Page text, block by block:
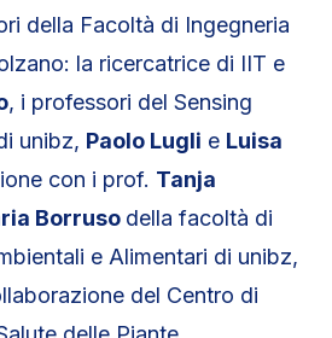
della Facoltà di Ingegneria
la ricercatrice di IIT e
, i professori del Sensing
unibz, Paolo Lugli e Luisa
con i prof. Tanja
Borruso della facoltà di
e Alimentari di unibz,
del Centro di